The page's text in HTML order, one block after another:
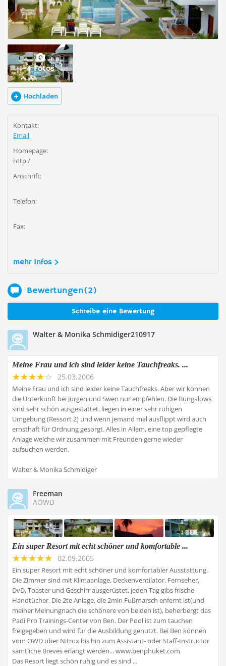
4 Fotos
Hochladen
Kontakt:
Email
Homepage:
http:/
Anschrift:
Telefon:
Fax:
mehr Infos
Bewertungen(2)
Schreibe eine Bewertung
Walter & Monika Schmidiger210917
Meine Frau und ich sind leider keine Tauchfreaks. ...
25.03.2006
Meine Frau und ich sind leider keine Tauchfreaks. Aber wir können
die Unterkunft bei Jürgen und Swen nur empfehlen. Die Bungalows
sind sehr schön ausgestattet, liegen in einer sehr ruhigen
Umgebung (Ressort 2) und wenn jemand mal ausflippt wird auch
ernsthaft für Ordnung gesorgt. Alles in Allem, eine top gepflegte
Anlage welche wir zusammen mit Freunden gerne wieder
aufsuchen werden.
Walter & Monika Schmidiger
Freeman
AOWD
Ein super Resort mit echt schöner und komfortable ...
02.09.2005
Ein super Resort mit echt schöner und komfortabler Ausstattung.
Die Zimmer sind mit Klimaanlage, Deckenventilator, Fernseher,
DvD, Toaster und Geschirr ausgerüstet, jeden Tag gibs frische
Handtücher. Die 2te Anlage, die 2min Fußmarsch enfernt ist(und
meiner Meinungnach die schönere von beiden ist), beherbergt das
Padi Pro Trainings-Center von Ben. Der Pool ist zum tauchen
freigegeben und wird für die Ausbildung genutzt. Bei Ben können
vom OWD über Nitrox bis hin zum Assistant- oder Staff-Instructor
sämtliche Breves erlangt werden... www.benphuket.com
Das Resort liegt schön ruhig und es sind ...